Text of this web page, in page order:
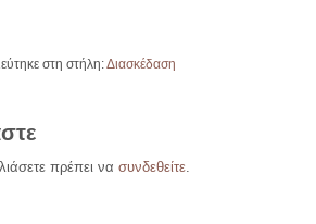
στη στήλη:Διασκέδαση
πρέπει να συνδεθείτε.